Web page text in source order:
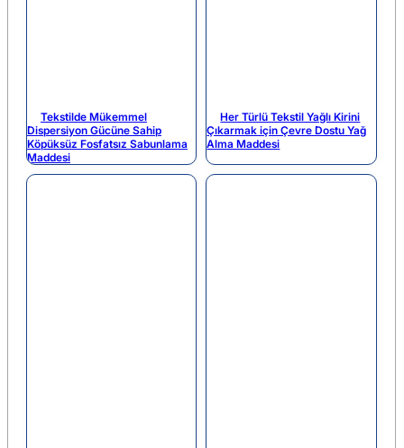
Tekstilde Mükemmel
Dispersiyon Gücüne Sahip
Köpüksüz Fosfatsız Sabunlama
Maddesi
Her Türlü Tekstil Yağlı Kirini
Çıkarmak için Çevre Dostu Yağ
Alma Maddesi